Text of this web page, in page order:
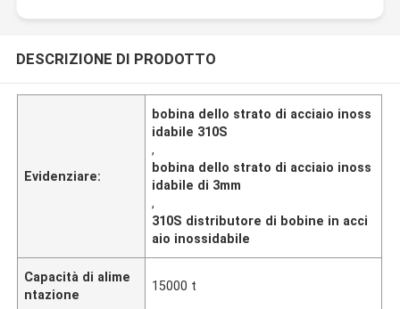
DESCRIZIONE DI PRODOTTO
Evidenziare:
bobina dello strato di acciaio inoss
idabile 310S
,
bobina dello strato di acciaio inoss
idabile di 3mm
,
310S distributore di bobine in acci
aio inossidabile
Capacità di alime
ntazione
15000 t